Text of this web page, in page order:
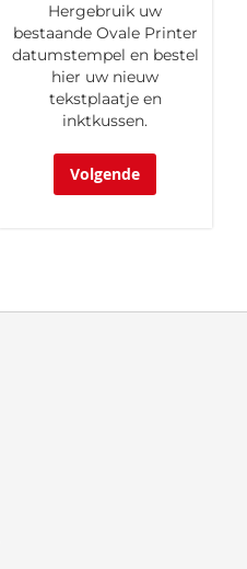
Hergebruik uw
bestaande Ovale Printer
datumstempel en bestel
hier uw nieuw
tekstplaatje en
inktkussen.
Volgende